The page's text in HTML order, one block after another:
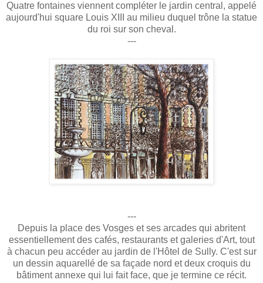
Quatre fontaines viennent compléter le jardin central, appelé
aujourd'hui square Louis XIII au milieu duquel trône la statue
du roi sur son cheval.
---
---
Depuis la place des Vosges et ses arcades qui abritent
essentiellement des cafés, restaurants et galeries d'Art, tout
à chacun peu accéder au jardin de l'Hôtel de Sully. C'est sur
un dessin aquarellé de sa façade nord et deux croquis du
bâtiment annexe qui lui fait face, que je termine ce récit.